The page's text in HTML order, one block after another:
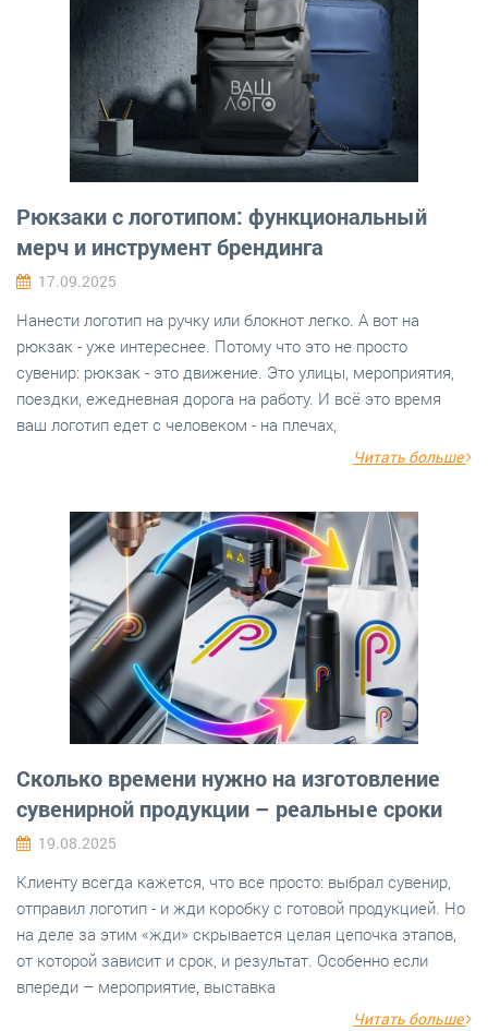
Рюкзаки с логотипом: функциональный
мерч и инструмент брендинга
17.09.2025
Нанести логотип на ручку или блокнот легко. А вот на
рюкзак - уже интереснее. Потому что это не просто
сувенир: рюкзак - это движение. Это улицы, мероприятия,
поездки, ежедневная дорога на работу. И всё это время
ваш логотип едет с человеком - на плечах,
Читать больше
Сколько времени нужно на изготовление
сувенирной продукции – реальные сроки
19.08.2025
Клиенту всегда кажется, что все просто: выбрал сувенир,
отправил логотип - и жди коробку с готовой продукцией. Но
на деле за этим «жди» скрывается целая цепочка этапов,
от которой зависит и срок, и результат. Особенно если
впереди – мероприятие, выставка
Читать больше